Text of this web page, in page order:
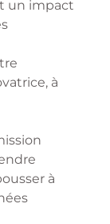
un impact
à
à